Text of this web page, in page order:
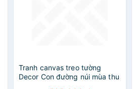
Tranh canvas treo tường
Decor Con đường núi mùa thu